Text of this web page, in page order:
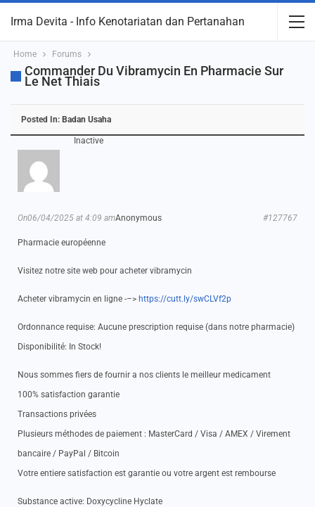
Irma Devita - Info Kenotariatan dan Pertanahan
Home Forums
Commander Du Vibramycin En Pharmacie Sur
Le Net Thiais
Posted In: Badan Usaha
Inactive
Anonymous
On06/04/2025 at 4:09 am #127767
Pharmacie européenne
Visitez notre site web pour acheter vibramycin
Acheter vibramycin en ligne -–> https://cutt.ly/swCLVf2p
Ordonnance requise: Aucune prescription requise (dans notre pharmacie)
Disponibilité: In Stock!
Nous sommes fiers de fournir a nos clients le meilleur medicament
100% satisfaction garantie
Transactions privées
Plusieurs méthodes de paiement : MasterCard / Visa / AMEX / Virement
bancaire / PayPal / Bitcoin
Votre entiere satisfaction est garantie ou votre argent est rembourse
Substance active: Doxycycline Hyclate